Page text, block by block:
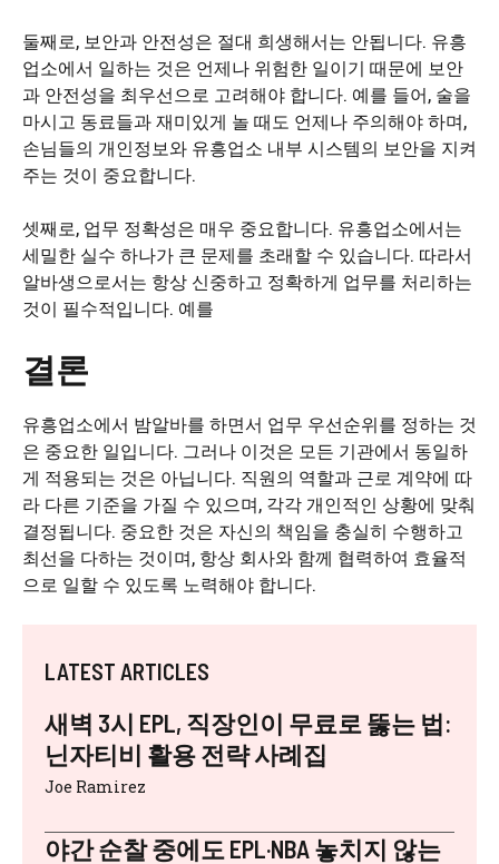
둘째로, 보안과 안전성은 절대 희생해서는 안됩니다. 유흥
업소에서 일하는 것은 언제나 위험한 일이기 때문에 보안
과 안전성을 최우선으로 고려해야 합니다. 예를 들어, 술을
마시고 동료들과 재미있게 놀 때도 언제나 주의해야 하며,
손님들의 개인정보와 유흥업소 내부 시스템의 보안을 지켜
주는 것이 중요합니다.
셋째로, 업무 정확성은 매우 중요합니다. 유흥업소에서는
세밀한 실수 하나가 큰 문제를 초래할 수 있습니다. 따라서
알바생으로서는 항상 신중하고 정확하게 업무를 처리하는
것이 필수적입니다. 예를
결론
유흥업소에서 밤알바를 하면서 업무 우선순위를 정하는 것
은 중요한 일입니다. 그러나 이것은 모든 기관에서 동일하
게 적용되는 것은 아닙니다. 직원의 역할과 근로 계약에 따
라 다른 기준을 가질 수 있으며, 각각 개인적인 상황에 맞춰
결정됩니다. 중요한 것은 자신의 책임을 충실히 수행하고
최선을 다하는 것이며, 항상 회사와 함께 협력하여 효율적
으로 일할 수 있도록 노력해야 합니다.
LATEST ARTICLES
새벽 3시 EPL, 직장인이 무료로 뚫는 법:
닌자티비 활용 전략 사례집
Joe Ramirez
야간 순찰 중에도 EPL·NBA 놓치지 않는